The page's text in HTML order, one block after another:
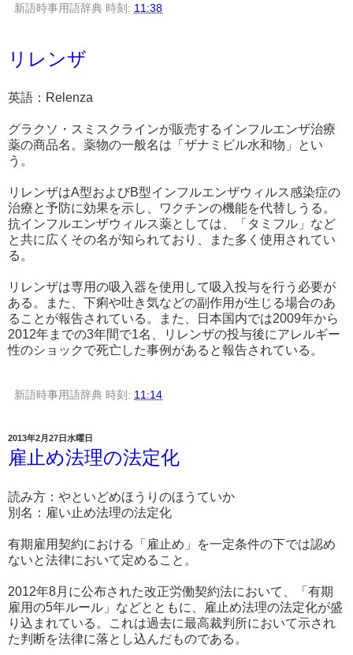
新語時事用語辞典 時刻: 11:38
リレンザ
英語：Relenza
グラクソ・スミスクラインが販売するインフルエンザ治療
薬の商品名。薬物の一般名は「ザナミビル水和物」とい
う。
リレンザはA型およびB型インフルエンザウィルス感染症の
治療と予防に効果を示し、ワクチンの機能を代替しうる。
抗インフルエンザウィルス薬としては、「タミフル」など
と共に広くその名が知られており、また多く使用されてい
る。
リレンザは専用の吸入器を使用して吸入投与を行う必要が
ある。また、下痢や吐き気などの副作用が生じる場合のあ
ることが報告されている。また、日本国内では2009年から
2012年までの3年間で1名、リレンザの投与後にアレルギー
性のショックで死亡した事例があると報告されている。
新語時事用語辞典 時刻: 11:14
2013年2月27日水曜日
雇止め法理の法定化
読み方：やといどめほうりのほうていか
別名：雇い止め法理の法定化
有期雇用契約における「雇止め」を一定条件の下では認め
ないと法律において定めること。
2012年8月に公布された改正労働契約法において、「有期
雇用の5年ルール」などとともに、雇止め法理の法定化が盛
り込まれている。これは過去に最高裁判所において示され
た判断を法律に落とし込んだものである。